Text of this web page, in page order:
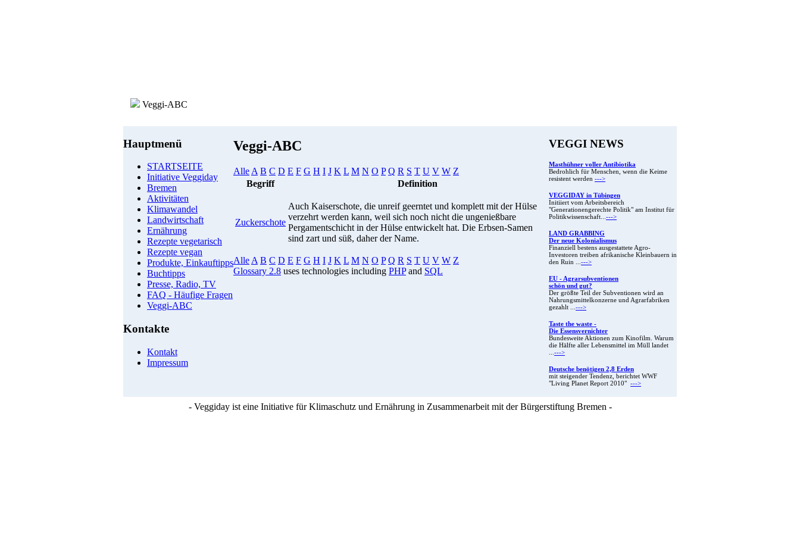
Veggi-ABC
Hauptmenü
STARTSEITE
Initiative Veggiday
Bremen
Aktivitäten
Klimawandel
Landwirtschaft
Ernährung
Rezepte vegetarisch
Rezepte vegan
Produkte, Einkauftipps
Buchtipps
Presse, Radio, TV
FAQ - Häufige Fragen
Veggi-ABC
Kontakte
Kontakt
Impressum
Veggi-ABC
Alle A B C D E F G H I J K L M N O P Q R S T U V W Z
Begriff
Definition
Zuckerschote
Auch Kaiserschote, die unreif geerntet und komplett mit der Hülse
verzehrt werden kann, weil sich noch nicht die ungenießbare
Pergamentschicht in der Hülse entwickelt hat. Die Erbsen-Samen
sind zart und süß, daher der Name.
Alle A B C D E F G H I J K L M N O P Q R S T U V W Z
Glossary 2.8 uses technologies including PHPand SQL
VEGGI NEWS
Masthühner voller Antibiotika
Bedrohlich für Menschen, wenn die Keime
resistent werden --->
VEGGIDAY in Tübingen
Initiiert vom Arbeitsbereich
"Generationengerechte Politik" am Institut für
Politikwissenschaft...--->
LAND GRABBING
Der neue Kolonialismus
Finanziell bestens ausgestattete Agro-
Investoren treiben afrikanische Kleinbauern in
den Ruin ...--->
EU - Agrarsubventionen
schön und gut?
Der größte Teil der Subventionen wird an
Nahrungsmittelkonzerne und Agrarfabriken
gezahlt ...--->
Taste the waste -
Die Essensvernichter
Bundesweite Aktionen zum Kinofilm. Warum
die Hälfte aller Lebensmittel im Müll landet
...--->
Deutsche benötigen 2,8 Erden
mit steigender Tendenz, berichtet WWF
"Living Planet Report 2010" --->
- Veggiday ist eine Initiative für Klimaschutz und Ernährung in Zusammenarbeit mit der Bürgerstiftung Bremen -